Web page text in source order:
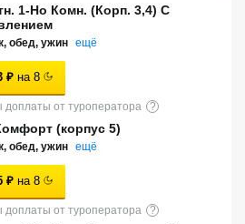
1-Но Комн. (Корп. 3,4) С
обед, ужин ещё
₽ на 8
доплаты от туроператора ?
(корпус 5)
обед, ужин ещё
₽ на 8
доплаты от туроператора ?